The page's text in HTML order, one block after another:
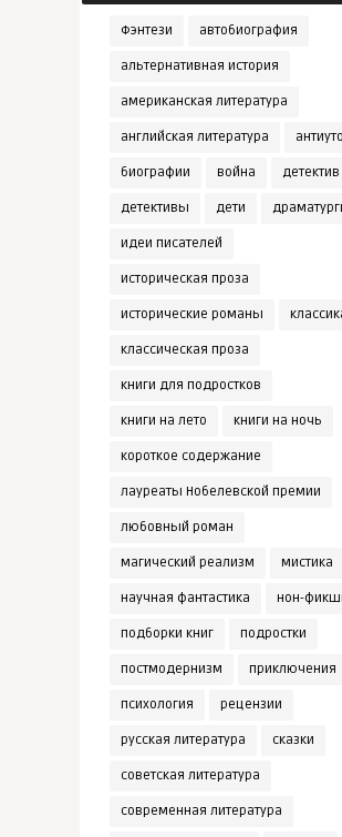
Фэнтези автобиография
альтернативная история
американская литература
английская литература
биографии война детектив
детективы дети
идеи писателей
историческая проза
исторические романы
классическая проза
книги для подростков
книги на лето книги на ночь
короткое содержание
лауреаты Нобелевской премии
любовный роман
магический реализм мистика
научная фантастика нон-
подборки книг подростки
постмодернизм приключения
психология рецензии
русская литература сказки
советская литература
современная литература